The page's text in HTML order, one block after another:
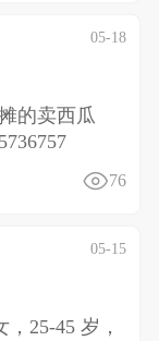
05-18
的卖西瓜
76
05-15